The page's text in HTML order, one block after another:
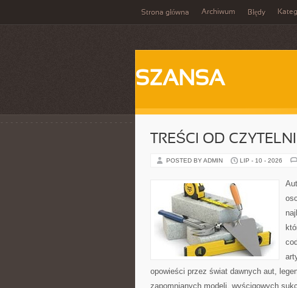
Strona główna Archiwum Błędy
SZANSA
TREŚCI OD
POSTED BY ADMIN LIP - 10 - 2026
opowieści przez świat dawnych aut,
zapomnianych modeli, wyścigowych